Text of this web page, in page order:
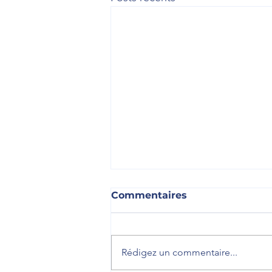
Commentaires
Rédigez un commentaire...